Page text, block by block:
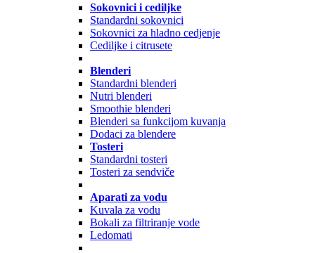
Sokovnici i cediljke
Standardni sokovnici
Sokovnici za hladno cedjenje
Cediljke i citrusete
Blenderi
Standardni blenderi
Nutri blenderi
Smoothie blenderi
Blenderi sa funkcijom kuvanja
Dodaci za blendere
Tosteri
Standardni tosteri
Tosteri za sendviče
Aparati za vodu
Kuvala za vodu
Bokali za filtriranje vode
Ledomati